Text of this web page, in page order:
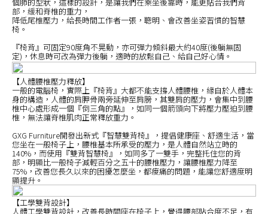
部，緩和脊椎的重力，
降低尾椎壓力，給長時間工作者一張，聰明、會改善坐姿習慣的智慧
椅。
『椅背』可固定90度角不晃動，亦可彈力傾斜最大約40度(後躺無固
定)，休息時可改為彈力後躺，適時的放鬆自己、給自己好心情。
【人體腰椎壓力釋放】
一般的電腦椅，實際上『椅背』大都不能支撐人體腰椎，緣自於人體本
身的構造，人體的肩胛骨兩旁延伸至肩膀，其雙肩的壓力，會集中到腰
椎中心處形成一個『倒三角的點』，如同一個箭頭向下將壓力壓迫到腰
椎，無法讓脊椎肌肉正常釋放重力。
GXG Furniture開發出新式『智慧雙背椅』，提倡健康座、舒適生活，當
您坐在一般椅子上，腰椎基本所承受的壓力，是人體自然站立時的
140%，而使用『雙背智慧椅』，如同多了一雙手，完整托住您的背
部，明顯比一般椅子減輕百分之五十的腰椎壓力，讓腰椎壓力降至
75%，改善您長久以來的困擾怎麼坐，都痠痛的問題，能讓您舒適度明
顯提升。
【工學雙背設計】
人體工學雙背設計，改善長時間座在椅子上，覺得腰部貼合度不足，有